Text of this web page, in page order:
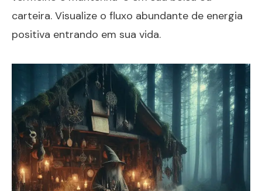
carteira. Visualize o fluxo abundante de energia
positiva entrando em sua vida.